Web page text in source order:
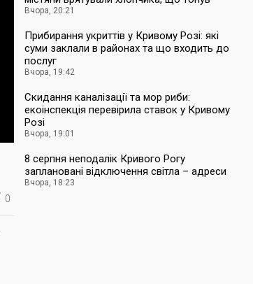
0
Вчора, 20:21
Прибирання укриттів у Кривому Розі: які
суми заклали в районах та що входить до
послуг
Вчора, 19:42
Скидання каналізації та мор риби:
екоінспекція перевірила ставок у Кривому
Розі
Вчора, 19:01
8 серпня неподалік Кривого Рогу
заплановані відключення світла – адреси
Вчора, 18:23